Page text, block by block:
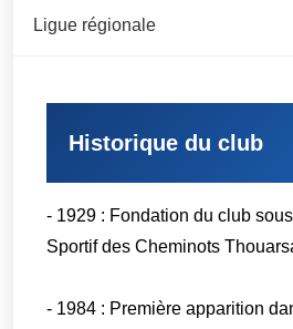
Ligue régionale
Historique du club
- 1929 : Fondation du club
Sportif des Cheminots
- 1984 : Première apparition